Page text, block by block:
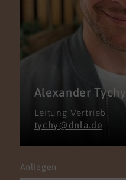
Alexander Tychy
Leitung Vertrieb
tychy@dnla.de
Anliegen